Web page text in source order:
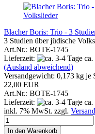
Blacher Boris: Trio - 3
3 Studien über jüdische
Art.Nr.: BOTE-1745
Lieferzeit:
ca.
(Ausland abweichend)
Versandgewicht: 0,173 kg je
22,00 EUR
Art.Nr.: BOTE-1745
Lieferzeit:
ca.
inkl. 7% MwSt. zzgl. Versand
In den Warenkorb